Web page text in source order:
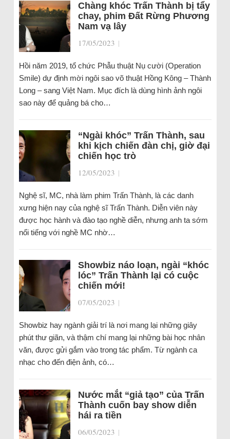
Chàng khóc Trấn Thành bị tẩy
chay, phim Đất Rừng Phương
Nam vạ lây
17/05/2023 |
Hồi năm 2019, tổ chức Phẫu thuật Nụ cười (Operation
Smile) dự định mời ngôi sao võ thuật Hồng Kông – Thành
Long – sang Việt Nam. Mục đích là dùng hình ảnh ngôi
sao này để quảng bá cho…
“Ngài khóc” Trấn Thành, sau
khi kịch chiến đàn chị, giờ đại
chiến học trò
12/05/2023 |
Nghệ sĩ, MC, nhà làm phim Trấn Thành, là các danh
xưng hiện nay của nghệ sĩ Trấn Thành. Diễn viên này
được học hành và đào tạo nghề diễn, nhưng anh ta sớm
nổi tiếng với nghề MC nhờ…
Showbiz náo loạn, ngài “khóc
lóc” Trấn Thành lại có cuộc
chiến mới!
07/05/2023 |
Showbiz hay ngành giải trí là nơi mang lại những giây
phút thư giãn, và thậm chí mang lại những bài học nhân
văn, được gửi gắm vào trong tác phẩm. Từ ngành ca
nhạc cho đến điện ảnh, có…
Nước mắt “giả tạo” của Trấn
Thành cuốn bay show diễn
hái ra tiền
06/05/2023 |